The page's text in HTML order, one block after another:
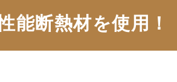
能断熱材を使用！